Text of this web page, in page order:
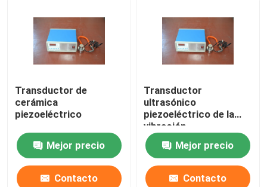
Transductor de
cerámica
piezoeléctrico
Mejor precio
Contacto
Transductor
ultrasónico
piezoeléctrico de la
vibración
Mejor precio
Contacto